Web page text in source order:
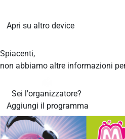
Apri su altro device
Spiacenti,
non abbiamo altre informazioni
Sei l'organizzatore?
Aggiungi il programma